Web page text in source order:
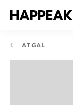
ATGAL